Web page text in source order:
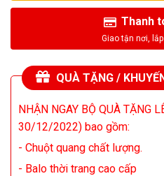
Thanh
QUÀ TẶNG /
NHẬN NGAY BỘ QUÀ TẶNG
30/12/2022) bao gồm:
- Chuột quang chất lượng.
- Balo thời trang cao cấp